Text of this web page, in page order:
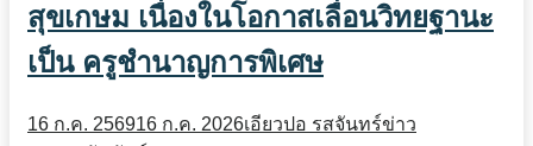
สุขเกษม เนื่องในโอกาสเลื่อนวิทยฐานะ
เป็น ครูชำนาญการพิเศษ
16 ก.ค. 256916 ก.ค. 2026เอียวปอ รสจันทร์ข่าว